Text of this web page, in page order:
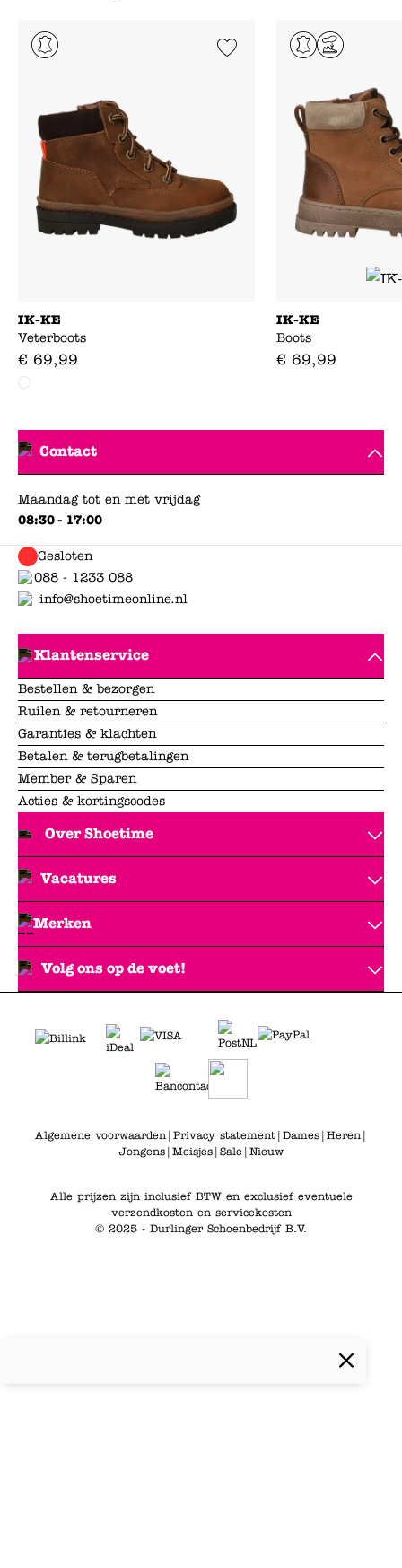
Add to Wishlist
IK-KE
Veterboots
€ 69,99
IK-KE
Boots
€ 69,99
Contact
Maandag tot en met vrijdag
08:30 - 17:00
Gesloten
088 - 1233 088
info@shoetimeonline.nl
Klantenservice
Bestellen & bezorgen
Ruilen & retourneren
Garanties & klachten
Betalen & terugbetalingen
Member & Sparen
Acties & kortingscodes
Over Shoetime
Vacatures
Merken
Volg ons op de voet!
Algemene voorwaarden | Privacy statement| Dames| Heren |
Jongens| Meisjes| Sale| Nieuw
Alle prijzen zijn inclusief BTW en exclusief eventuele
verzendkosten en servicekosten
© 2025 - Durlinger Schoenbedrijf B.V.